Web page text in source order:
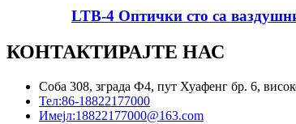
LTB-4 Оптички сто са
КОНТАКТИРАЈТЕ НАС
Соба 308, зграда Ф4, пут Хуафенг бр. 6,
Тел:86-18822177000
Имејл:18822177000@163.com